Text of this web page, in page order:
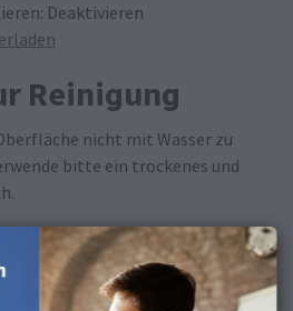
Deaktivieren
Reinigung
nicht mit Wasser zu
bitte ein trockenes und
den folgenden